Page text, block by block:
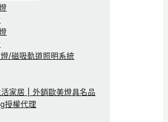
/磁吸軌道照明系統
家居 | 外銷歐美燈具名品
授權代理